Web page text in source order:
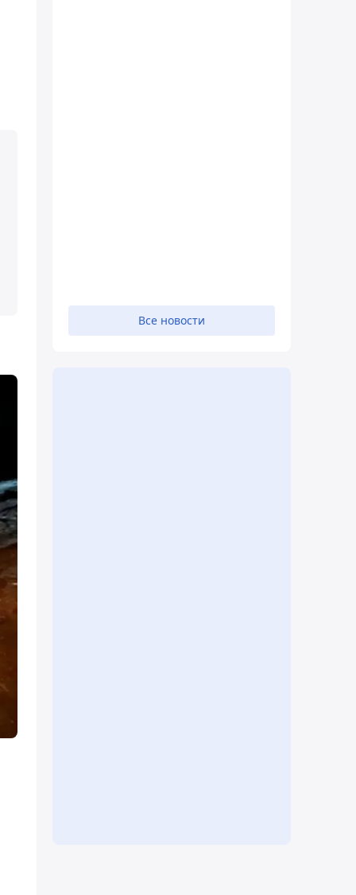
Все новости